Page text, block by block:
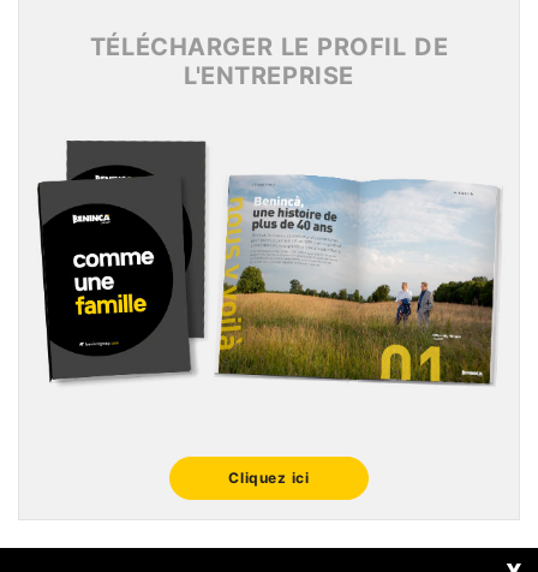
TÉLÉCHARGER LE PROFIL DE
L'ENTREPRISE
Cliquez ici